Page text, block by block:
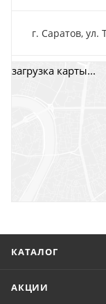
г. Саратов, ул.
г. Саратов, пр-
загрузка карты...
КАТАЛОГ
АКЦИИ